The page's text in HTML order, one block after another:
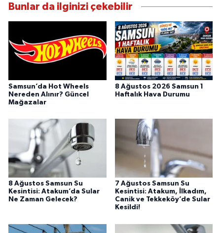
Bunlar da ilginizi çekebilir
Samsun’da Hot Wheels
Nereden Alınır? Güncel
Mağazalar
8 Ağustos 2026 Samsun 1
Haftalık Hava Durumu
8 Ağustos Samsun Su
Kesintisi: Atakum’da Sular
Ne Zaman Gelecek?
7 Ağustos Samsun Su
Kesintisi: Atakum, İlkadım,
Canik ve Tekkeköy’de Sular
Kesildi!